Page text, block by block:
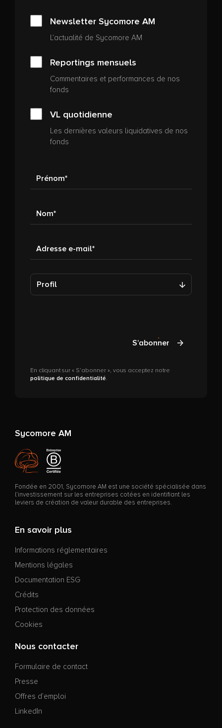
Newsletter Sycomore AM
L’actualité de Sycomore AM
Reportings mensuels
Commentaires et performances de nos
fonds
VL quotidienne
Les dernières valeurs liquidatives de nos
fonds
Prénom
Profil
En cliquant sur « S’abonner », vous acceptez notre
politique de confidentialité.
S’abonner
Sycomore AM
Fondée en 2001, Sycomore AM est une société spécialisée dans
l’investissement sur les entreprises cotées en identifiant les
leviers de création de valeur durable des entreprises.
En savoir plus
Informations réglementaires
Mentions légales
Documentation ESG
Crédits
Protection des données
Cookies
Nous contacter
Formulaire de contact
Presse
Offres d’emploi
LinkedIn